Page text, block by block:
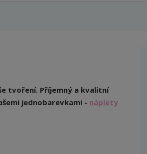
tvoření. Příjemný a kvalitní
jednobarevkami - náplety